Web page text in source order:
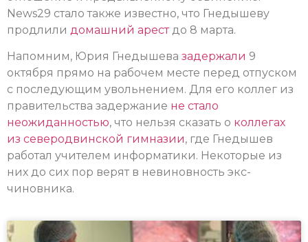
News29 стало также известно, что Гнедышеву
продлили домашний арестдо 8 марта.
Напомним, Юрия Гнедышева задержали 9
октября прямо на рабочем месте перед отпуском
с последующим увольнением. Для его коллег из
правительства задержание не стало
неожиданностью, что нельзя сказать о коллегах
из северодвинской гимназии, где Гнедышев
работал учителем информатики. Некоторые из
них до сих пор верят в невиновность экс-
чиновника.